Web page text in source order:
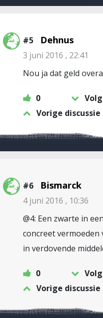
#5 Dehnus
3 juni 2016 , 22:41
Nou ja dat geld
0
Vorige discussie
#6 Bismarck
4 juni 2016 , 10:36
@4: Een zwarte in
concreet
in verdovende
0
Vorige discussie